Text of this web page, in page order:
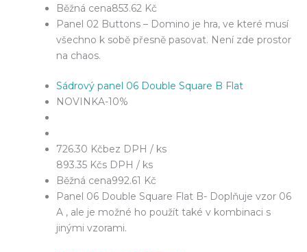
Běžná cena853.62 Kč
Panel 02 Buttons – Domino je hra, ve které musí
všechno k sobě přesně pasovat. Není zde prostor
na chaos.
Sádrový panel 06 Double Square B Flat
NOVINKA-10%
726.30 Kčbez DPH / ks
893.35 Kčs DPH / ks
Běžná cena992.61 Kč
Panel 06 Double Square Flat B- Doplňuje vzor 06
A , ale je možné ho použít také v kombinaci s
jinými vzorami.